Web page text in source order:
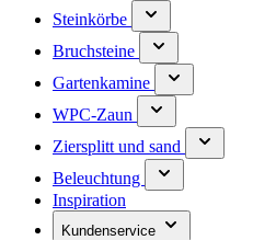
Steinkörbe
Bruchsteine
Gartenkamine
WPC-Zaun
Ziersplitt und sand
Beleuchtung
Inspiration
Kundenservice